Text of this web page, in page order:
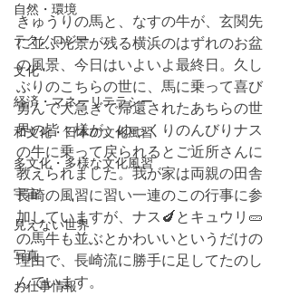
自然・環境
テクノロジー
文化
経済・マネーリテラシー
和文化・日本の文化風習
多文化・多様な文化風習
宇宙
見えない世界
写真
お仕事情報
きゅうりの馬と、なすの牛が、玄関先
に並ぶ光景が残る横浜のはずれのお盆
の風景、今日はいよいよ最終日。久し
ぶりのこちらの世に、馬に乗って喜び
勇んで大急ぎで帰還されたあちらの世
界の皆々様が、ゆっくりのんびりナス
の牛に乗って戻られるとご近所さんに
教えられました。我が家は両親の田舎
長崎の風習に習い一連のこの行事に参
加していますが、ナス🍆とキュウリ🥒
の馬牛も並ぶとかわいいというだけの
理由で、長崎流に勝手に足してたのし
んでいます。